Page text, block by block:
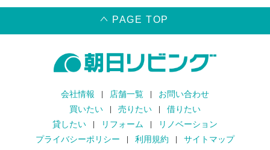
PAGE TOP
会社情報 店舗一覧
お問い合わせ
買いたい
売りたい
借りたい
貸したい
リフォーム
リノベーション
プライバシーポリシー
利用規約 サイトマップ